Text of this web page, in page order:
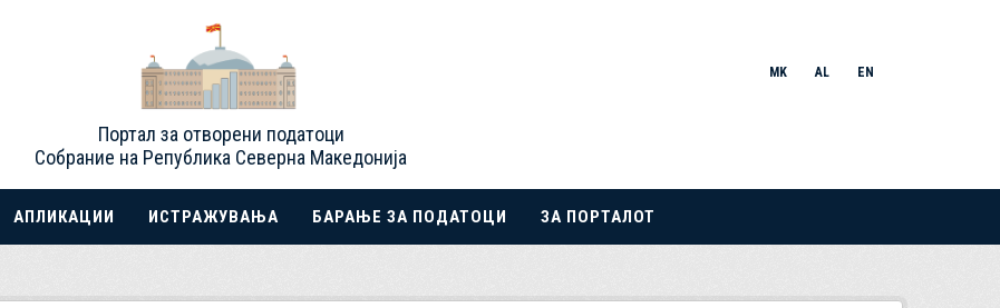
Портал за отворени податоци
Собрание на Република Северна Македонија
MK AL EN
АПЛИКАЦИИ ИСТРАЖУВАЊА БАРАЊЕ ЗА ПОДАТОЦИ ЗА ПОРТАЛОТ